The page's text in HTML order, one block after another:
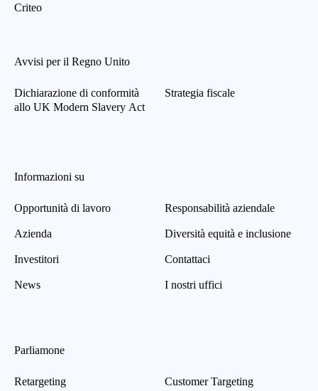
Criteo
Avvisi per il Regno Unito
Dichiarazione di conformità
allo UK Modern Slavery Act
Strategia fiscale
Informazioni su
Opportunità di lavoro
Azienda
Investitori
News
Responsabilità aziendale
Diversità equità e inclusione
Contattaci
I nostri uffici
Parliamone
Retargeting Customer Targeting